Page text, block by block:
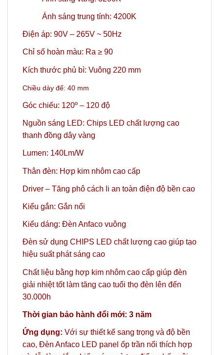
Ánh sáng trung tính: 4200K
Điện áp: 90V – 265V ~ 50Hz
Chỉ số hoàn màu: Ra ≥ 90
Kích thước phủ bì: Vuông 220 mm
Chiều dày đế: 40 mm
Góc chiếu: 120º – 120 độ
Nguồn sáng LED: Chips LED chất lượng cao
thanh đồng dây vàng
Lumen: 140Lm/W
Thân đèn: Hợp kim nhôm cao cấp
Driver – Tăng phô cách li an toàn điện độ bền cao
Kiểu gắn: Gắn nổi
Kiểu dáng: Đèn Anfaco vuông
Đèn sử dụng CHIPS LED chất lượng cao giúp tạo
hiệu suất phát sáng cao
Chất liệu bằng hợp kim nhôm cao cấp giúp đèn
giải nhiệt tốt làm tăng cao tuổi thọ đèn lên đến
30.000h
Thời gian bảo hành đổi mới: 3 năm
Ứng dụng: Với sự thiết kế sang trọng và độ bền
cao, Đèn Anfaco LED panel ốp trần nổi thích hợp